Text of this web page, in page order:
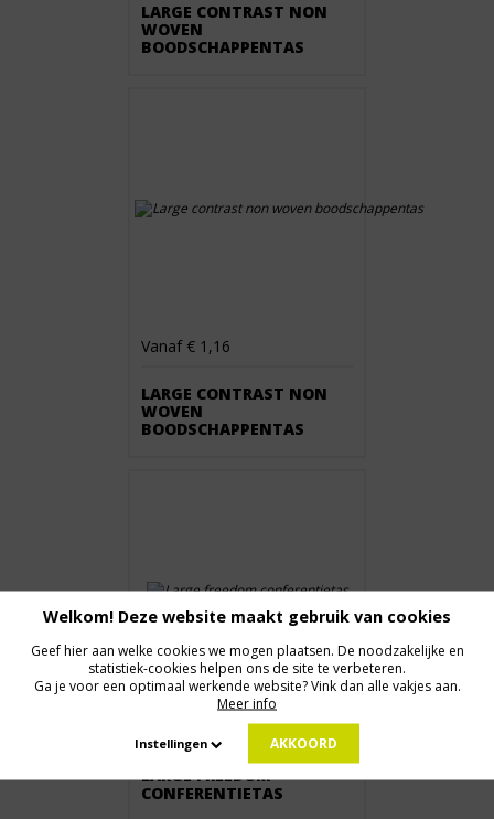
LARGE CONTRAST NON
WOVEN
BOODSCHAPPENTAS
Vanaf € 1,16
LARGE CONTRAST NON
WOVEN
BOODSCHAPPENTAS
LARGE FREEDOM
CONFERENTIETAS
Welkom! Deze website maakt gebruik van cookies
Geef hier aan welke cookies we mogen plaatsen. De noodzakelijke en
statistiek-cookies helpen ons de site te verbeteren.
Ga je voor een optimaal werkende website? Vink dan alle vakjes aan.
Meer info
Instellingen AKKOORD